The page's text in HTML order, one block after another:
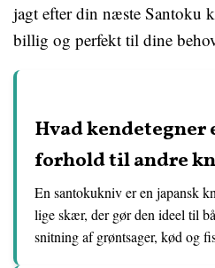
jagt efter din næste Santoku
billig og perfekt til dine
Hvad
forhold til andre
En santokukniv er en japansk
lige skær, der gør den ideel til
snitning af grøntsager, kød og